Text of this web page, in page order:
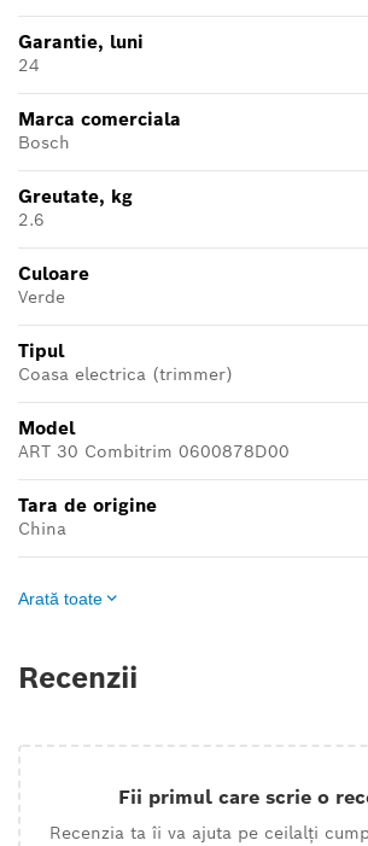
Garantie, luni
24
Marca comerciala
Bosch
Greutate, kg
2.6
Culoare
Verde
Tipul
Coasa electrica (trimmer)
Model
ART 30 Combitrim 0600878D00
Tara de origine
China
Arată toate
Recenzii
Fii primul care scrie o
Recenzia ta îi va ajuta pe ceilalți